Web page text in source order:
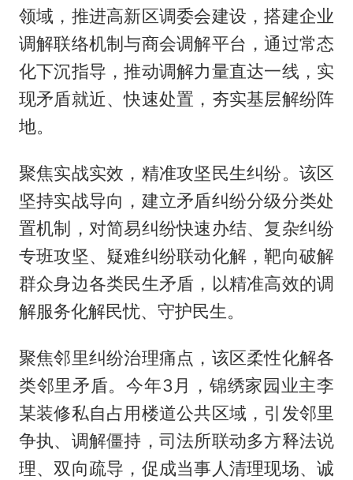
领域，推进高新区调委会建设，搭建企业
调解联络机制与商会调解平台，通过常态
化下沉指导，推动调解力量直达一线，实
现矛盾就近、快速处置，夯实基层解纷阵
地。
聚焦实战实效，精准攻坚民生纠纷。该区
坚持实战导向，建立矛盾纠纷分级分类处
置机制，对简易纠纷快速办结、复杂纠纷
专班攻坚、疑难纠纷联动化解，靶向破解
群众身边各类民生矛盾，以精准高效的调
解服务化解民忧、守护民生。
聚焦邻里纠纷治理痛点，该区柔性化解各
类邻里矛盾。今年3月，锦绣家园业主李
某装修私自占用楼道公共区域，引发邻里
争执、调解僵持，司法所联动多方释法说
理、双向疏导，促成当事人清理现场、诚